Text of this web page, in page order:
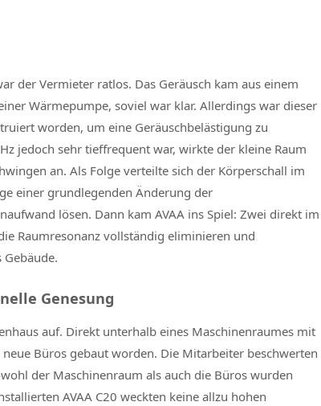
der Vermieter ratlos. Das Geräusch kam aus einem
Wärmepumpe, soviel war klar. Allerdings war dieser
worden, um eine Geräuschbelästigung zu
jedoch sehr tieffrequent war, wirkte der kleine Raum
an. Als Folge verteilte sich der Körperschall im
einer grundlegenden Änderung der
lösen. Dann kam AVAA ins Spiel: Zwei direkt im
Raumresonanz vollständig eliminieren und
Genesung
auf. Direkt unterhalb eines Maschinenraumes mit
Büros gebaut worden. Die Mitarbeiter beschwerten
der Maschinenraum als auch die Büros wurden
AVAA C20 weckten keine allzu hohen